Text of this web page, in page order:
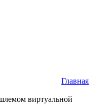
Главная
виртуальной